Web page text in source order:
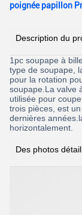
poignée papillon
Description du
1pc soupape à
type de soupape,
pour la rotation
soupape.La valve
utilisée pour
trois pièces, est
dernières
horizontalement.
Des photos